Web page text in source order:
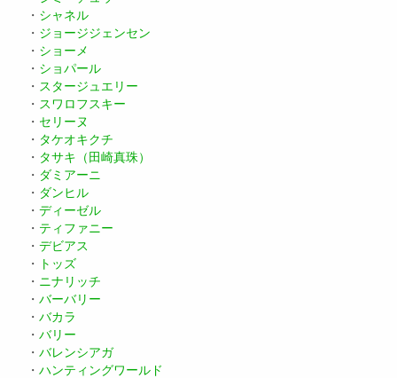
・ シャネル
・ ジョージジェンセン
・ ショーメ
・ ショパール
・ スタージュエリー
・ スワロフスキー
・ セリーヌ
・ タケオキクチ
・ タサキ（田崎真珠）
・ ダミアーニ
・ ダンヒル
・ ディーゼル
・ ティファニー
・ デビアス
・
トッズ
・ ニナリッチ
・ バーバリー
・ バカラ
・ バリー
・ バレンシアガ
・ ハンティングワールド